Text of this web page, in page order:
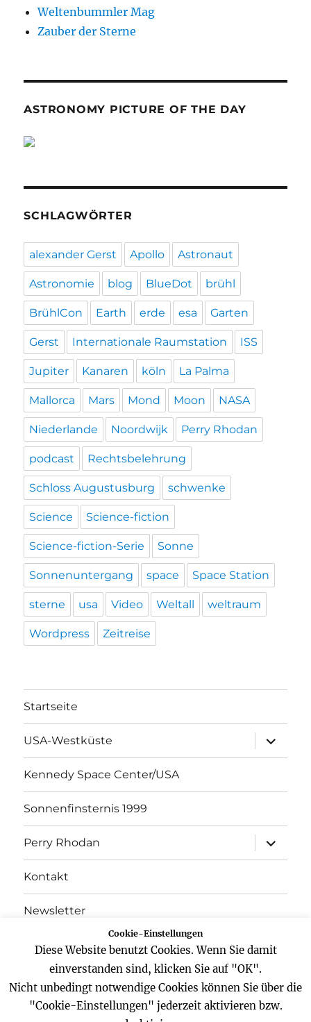
Weltenbummler Mag
Zauber der Sterne
ASTRONOMY PICTURE OF THE DAY
SCHLAGWÖRTER
alexander Gerst Apollo Astronaut
Astronomie blog BlueDot brühl
BrühlCon Earth erde esa Garten
Gerst Internationale Raumstation ISS
Jupiter Kanaren köln La Palma
Mallorca Mars Mond Moon NASA
Niederlande Noordwijk Perry Rhodan
podcast Rechtsbelehrung
Schloss Augustusburg schwenke
Science Science-fiction
Science-fiction-Serie Sonne
Sonnenuntergang space Space Station
sterne usa Video Weltall weltraum
Wordpress Zeitreise
Startseite
USA-Westküste
öffnen
Kennedy Space Center/USA
Sonnenfinsternis 1999
Perry Rhodan
öffnen
Kontakt
Newsletter
Datenschutz
Cookie-Einstellungen
Diese Website benutzt Cookies. Wenn Sie damit
einverstanden sind, klicken Sie auf "OK".
Nicht unbedingt notwendige Cookies können Sie über die
"Cookie-Einstellungen" jederzeit aktivieren bzw.